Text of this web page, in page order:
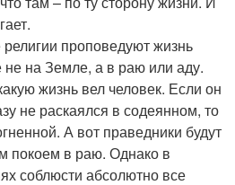
проповедуют жизнь
не на Земле, а в раю или аду.
жизнь вел человек. Если он
не раскаялся в содеянном, то
А вот праведники будут
покоем в раю. Однако в
соблюсти абсолютно все